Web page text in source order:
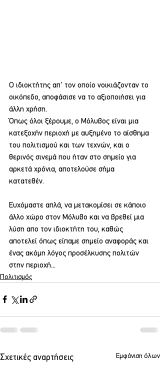
Ο ιδιοκτήτης απ' τον οποίο νοικιάζονταν το
οικόπεδο, αποφάσισε να το αξιοποιήσει για
άλλη χρήση.
Όπως όλοι ξέρουμε, ο Μόλυβος είναι μια
κατεξοχήν περιοχή με αυξημένο το αίσθημα
του πολιτισμού και των τεχνών, και ο
θερινός σινεμά που ήταν στο σημείο για
αρκετά χρόνια, αποτελούσε σήμα
κατατεθέν.
Ευχόμαστε απλά, να μετακομίσει σε κάποιο
άλλο χώρο στον Μόλυβο και να βρεθεί μια
λύση απο τον ιδιοκτήτη του, καθώς
αποτελεί όπως είπαμε σημείο αναφοράς και
ένας ακόμη λόγος προσέλκυσης πολιτών
στην περιοχή...
Πολιτισμός
Σχετικές αναρτήσεις Εμφάνιση όλων